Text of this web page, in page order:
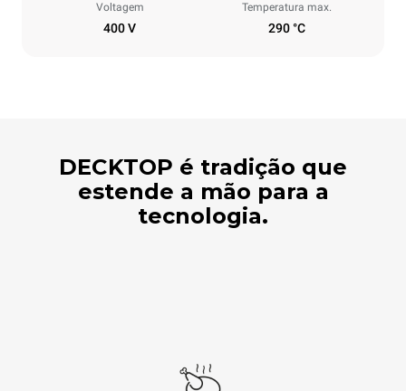
Voltagem
400 V
Temperatura max.
290 °C
DECKTOP é tradição que
estende a mão para a
tecnologia.